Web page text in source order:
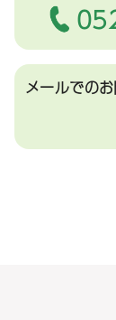
メールでの